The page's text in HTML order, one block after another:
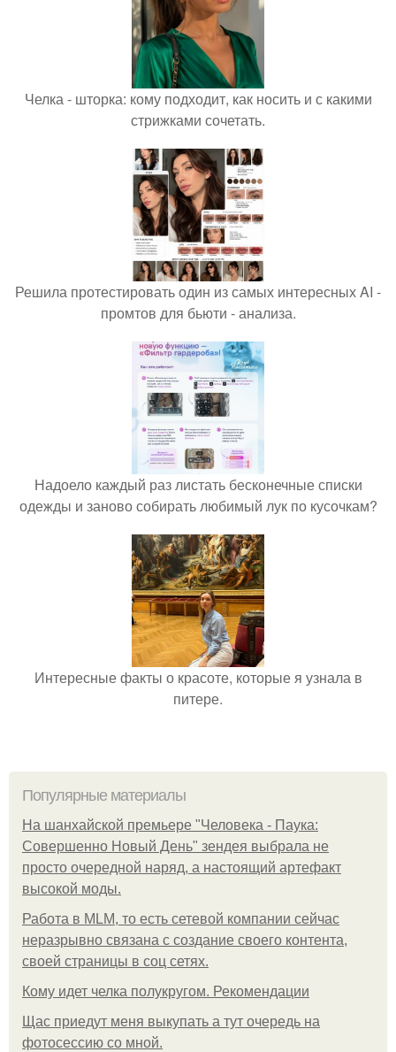
Челка - шторка: кому подходит, как носить и с какими
стрижками сочетать.
Решила протестировать один из самых интересных AI -
промтов для бьюти - анализа.
Надоело каждый раз листать бесконечные списки
одежды и заново собирать любимый лук по кусочкам?
Интересные факты о красоте, которые я узнала в
питере.
Популярные материалы
На шанхайской премьере "Человека - Паука:
Совершенно Новый День" зендея выбрала не
просто очередной наряд, а настоящий артефакт
высокой моды.
Работа в MLM, то есть сетевой компании сейчас
неразрывно связана с создание своего контента,
своей страницы в соц сетях.
Кому идет челка полукругом. Рекомендации
Щас приедут меня выкупать а тут очередь на
фотосессию со мной.